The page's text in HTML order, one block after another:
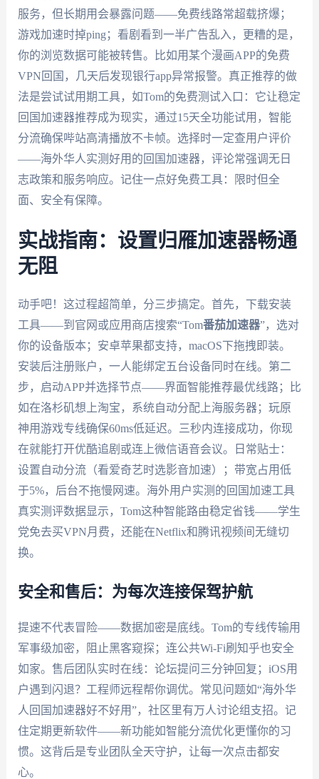
服务，但长期用会暴露问题——免费线路常超载挤爆；
游戏加速时掉ping；看剧看到一半广告乱入，更糟的是，
你的浏览数据可能被转售。比如用某个漫画APP的免费
VPN回国，几天后发现银行app异常报警。真正推荐的做
法是尝试试用期工具，如Tom的免费测试入口：它让稳定
回国加速器推荐成为现实，通过15天全功能试用，智能
分流确保哔站高清播放不卡帧。选择时一定查用户评价
——海外华人实测好用的回国加速器，评论常强调无日
志政策和服务响应。记住一点好免费工具：限时但全
面、安全有保障。
实战指南：设置归雁加速器畅通
无阻
动手吧！这过程超简单，分三步搞定。首先，下载安装
工具——到官网或应用商店搜索“Tom番茄加速器”，选对
你的设备版本；安卓苹果都支持，macOS下拖拽即装。
安装后注册账户，一人能绑定五台设备同时在线。第二
步，启动APP并选择节点——界面智能推荐最优线路；比
如在洛杉矶想上淘宝，系统自动分配上海服务器；玩原
神用游戏专线确保60ms低延迟。三秒内连接成功，你现
在就能打开优酷追剧或连上微信语音会议。日常贴士：
设置自动分流（看爱奇艺时选影音加速）；带宽占用低
于5%，后台不拖慢网速。海外用户实测的回国加速工具
真实测评数据显示，Tom这种智能路由稳定省钱——学生
党免去买VPN月费，还能在Netflix和腾讯视频间无缝切
换。
安全和售后：为每次连接保驾护航
提速不代表冒险——数据加密是底线。Tom的专线传输用
军事级加密，阻止黑客窥探；连公共Wi-Fi刷知乎也安全
如家。售后团队实时在线：论坛提问三分钟回复；iOS用
户遇到闪退？工程师远程帮你调优。常见问题如“海外华
人回国加速器好不好用”，社区里有万人讨论组支招。记
住定期更新软件——新功能如智能分流优化更懂你的习
惯。这背后是专业团队全天守护，让每一次点击都安
心。